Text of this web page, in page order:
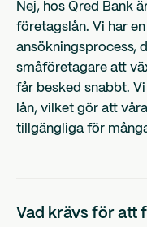
Nej, hos Qred Bank
företagslån. Vi har
ansökningsprocess,
småföretagare att
får besked snabbt.
lån, vilket gör att
tillgängliga för
Vad krävs för att